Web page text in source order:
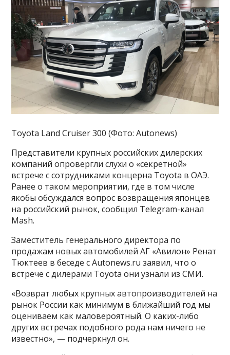
Toyota Land Cruiser 300 (Фото: Autonews)
Представители крупных российских дилерских
компаний опровергли слухи о «секретной»
встрече с сотрудниками концерна Toyota в ОАЭ.
Ранее о таком мероприятии, где в том числе
якобы обсуждался вопрос возвращения японцев
на российский рынок, сообщил Telegram-канал
Mash.
Заместитель генерального директора по
продажам новых автомобилей АГ «Авилон» Ренат
Тюктеев в беседе с Autonews.ru заявил, что о
встрече с дилерами Toyota они узнали из СМИ.
«Возврат любых крупных автопроизводителей на
рынок России как минимум в ближайший год мы
оцениваем как маловероятный. О каких-либо
других встречах подобного рода нам ничего не
известно», — подчеркнул он.